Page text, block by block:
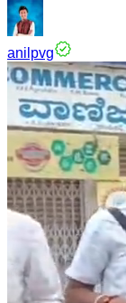
anilpvg